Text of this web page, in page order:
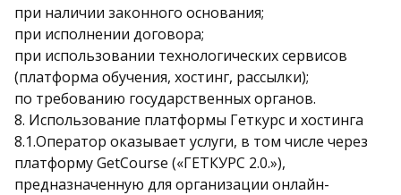
при наличии законного основания;
при исполнении договора;
при использовании технологических сервисов
(платформа обучения, хостинг, рассылки);
по требованию государственных органов.
8. Использование платформы Геткурс и хостинга
8.1.Оператор оказывает услуги, в том числе через
платформу GetCourse («ГЕТКУРС 2.0.»),
предназначенную для организации онлайн-